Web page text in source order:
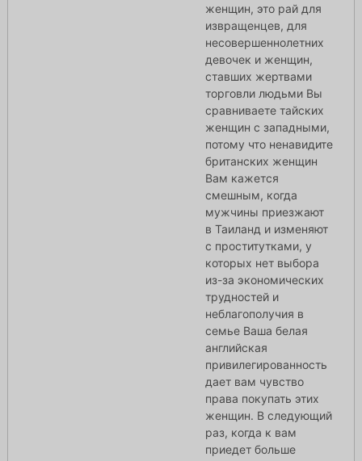
женщин, это рай для
извращенцев, для
несовершеннолетних
девочек и женщин,
ставших жертвами
торговли людьми Вы
сравниваете тайских
женщин с западными,
потому что ненавидите
британских женщин
Вам кажется
смешным, когда
мужчины приезжают
в Таиланд и изменяют
с проститутками, у
которых нет выбора
из-за экономических
трудностей и
неблагополучия в
семье Ваша белая
английская
привилегированность
дает вам чувство
права покупать этих
женщин. В следующий
раз, когда к вам
приедет больше